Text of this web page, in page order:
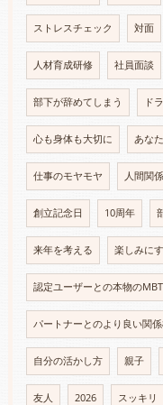
ストレスチェック 対面
人材育成研修 社員面談
部下が辞めてしまう ド
心も身体も大切に あな
仕事のモヤモヤ 人間関
創立記念日 10周年
来年を考える 楽しみに
認定ユーザーとの本物の
パートナーとのより良い関
自分の活かし方 親子
友人 2026 スッキリ